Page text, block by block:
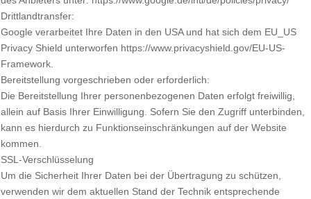
Drittlandtransfer:
Google verarbeitet Ihre Daten in den USA und hat sich dem EU_US
Privacy Shield unterworfen https://www.privacyshield.gov/EU-US-
Framework.
Bereitstellung vorgeschrieben oder erforderlich:
Die Bereitstellung Ihrer personenbezogenen Daten erfolgt freiwillig,
allein auf Basis Ihrer Einwilligung. Sofern Sie den Zugriff unterbinden,
kann es hierdurch zu Funktionseinschränkungen auf der Website
kommen.
SSL-Verschlüsselung
Um die Sicherheit Ihrer Daten bei der Übertragung zu schützen,
verwenden wir dem aktuellen Stand der Technik entsprechende